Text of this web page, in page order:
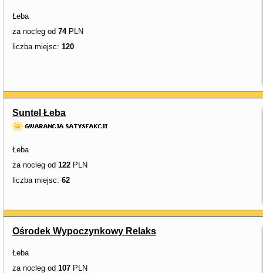
Łeba
za nocleg od 74PLN
liczba miejsc: 120
Suntel Łeba
Łeba
za nocleg od 122 PLN
liczba miejsc: 62
Ośrodek Wypoczynkowy Relaks
Łeba
za nocleg od 107 PLN